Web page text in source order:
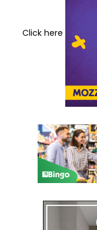
Click here